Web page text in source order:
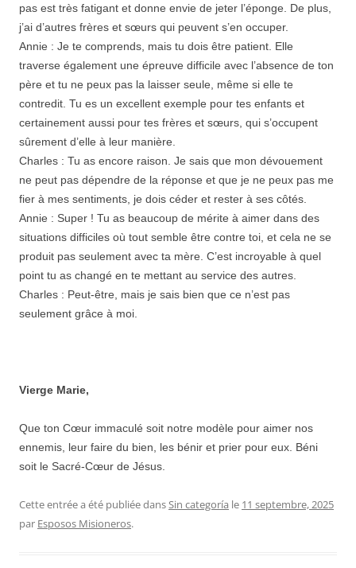
pas est très fatigant et donne envie de jeter l’éponge. De plus,
j’ai d’autres frères et sœurs qui peuvent s’en occuper.
Annie : Je te comprends, mais tu dois être patient. Elle
traverse également une épreuve difficile avec l’absence de ton
père et tu ne peux pas la laisser seule, même si elle te
contredit. Tu es un excellent exemple pour tes enfants et
certainement aussi pour tes frères et sœurs, qui s’occupent
sûrement d’elle à leur manière.
Charles : Tu as encore raison. Je sais que mon dévouement
ne peut pas dépendre de la réponse et que je ne peux pas me
fier à mes sentiments, je dois céder et rester à ses côtés.
Annie : Super ! Tu as beaucoup de mérite à aimer dans des
situations difficiles où tout semble être contre toi, et cela ne se
produit pas seulement avec ta mère. C’est incroyable à quel
point tu as changé en te mettant au service des autres.
Charles : Peut-être, mais je sais bien que ce n’est pas
seulement grâce à moi.
Vierge Marie,
Que ton Cœur immaculé soit notre modèle pour aimer nos
ennemis, leur faire du bien, les bénir et prier pour eux. Béni
soit le Sacré-Cœur de Jésus.
Cette entrée a été publiée dansSin categoría le 11 septembre, 2025
par Esposos Misioneros.